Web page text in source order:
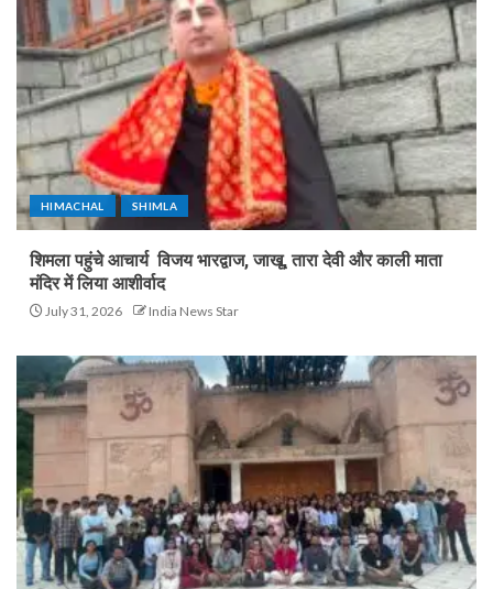
HIMACHAL SHIMLA
शिमला पहुंचे आचार्य विजय भारद्वाज, जाखू, तारा देवी और काली माता
मंदिर में लिया आशीर्वाद
July 31, 2026 India News Star